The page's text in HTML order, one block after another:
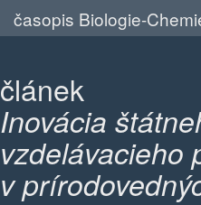
časopis Biologie-
článek
Inovácia
vzdelávacieho
v